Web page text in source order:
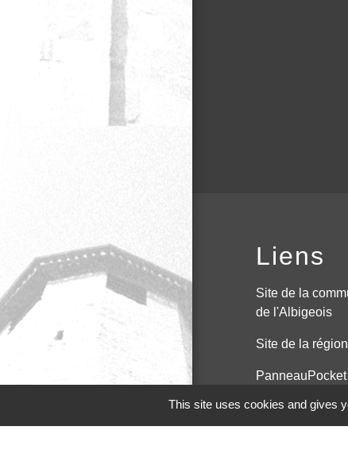
Liens
Site de la
de l'Albigeois
Site de la
PanneauPocket
Page Facebook
This site uses cookies and gives